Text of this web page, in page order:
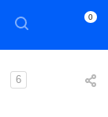
0
6